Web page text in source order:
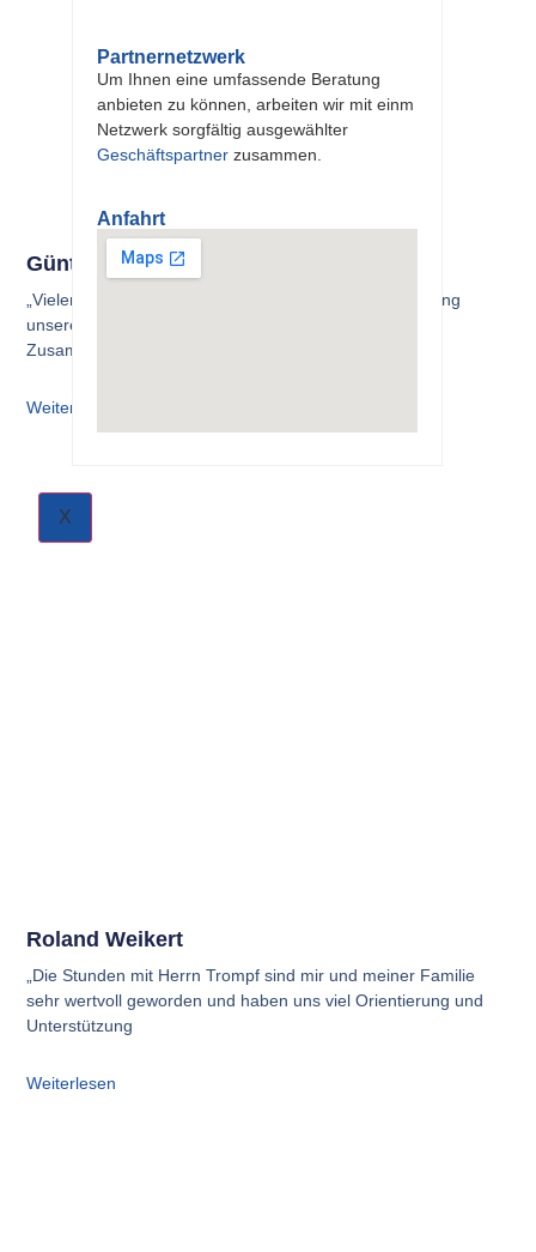
Partnernetzwerk
Um Ihnen eine umfassende Beratung
anbieten zu können, arbeiten wir mit einm
Netzwerk sorgfältig ausgewählter
Geschäftspartner zusammen.
Anfahrt
X
Günter Huber
„Vielen Dank für die intensive und kompetente Begleitung
unseres Vorhabens und die sehr angenehme
Zusammenarbeit.“
Weiterlesen
Roland Weikert
„Die Stunden mit Herrn Trompf sind mir und meiner Familie
sehr wertvoll geworden und haben uns viel Orientierung und
Unterstützung
Weiterlesen